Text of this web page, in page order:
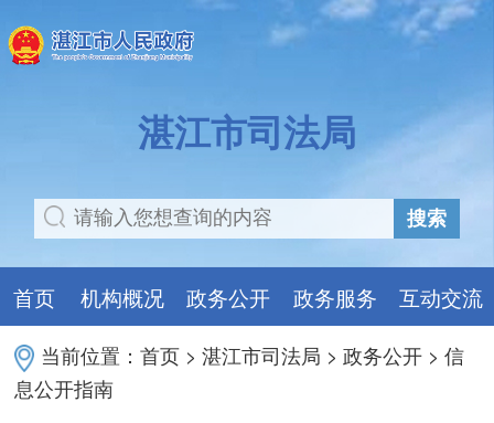
湛江市司法局
搜索
首页 机构概况 政务公开 政务服务 互动交流
当前位置：首页 >湛江市司法局 >政务公开 >信
息公开指南